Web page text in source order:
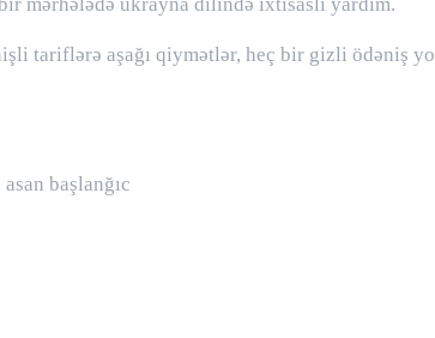
tariflərə aşağı qiymətlər, heç bir gizli ödəniş
başlanğıc